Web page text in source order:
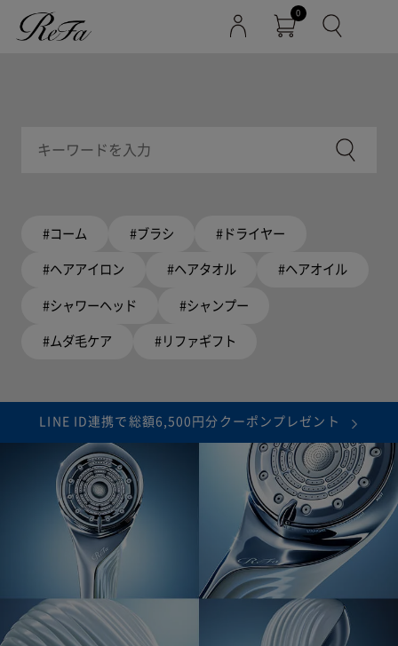
0
#コーム #ブラシ #ドライヤー
#ヘアアイロン #ヘアタオル #ヘアオイル
#シャワーヘッド #シャンプー
#ムダ毛ケア #リファギフト
LINE ID連携で総額6,500円分クーポンプレゼント